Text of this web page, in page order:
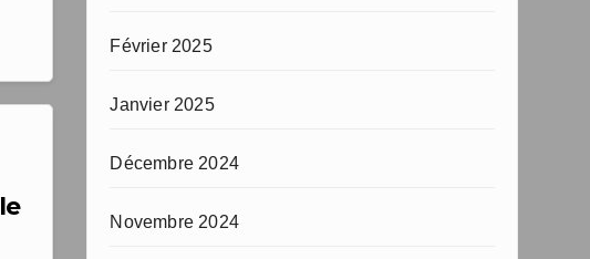
Février 2025
Janvier 2025
Décembre 2024
Novembre 2024